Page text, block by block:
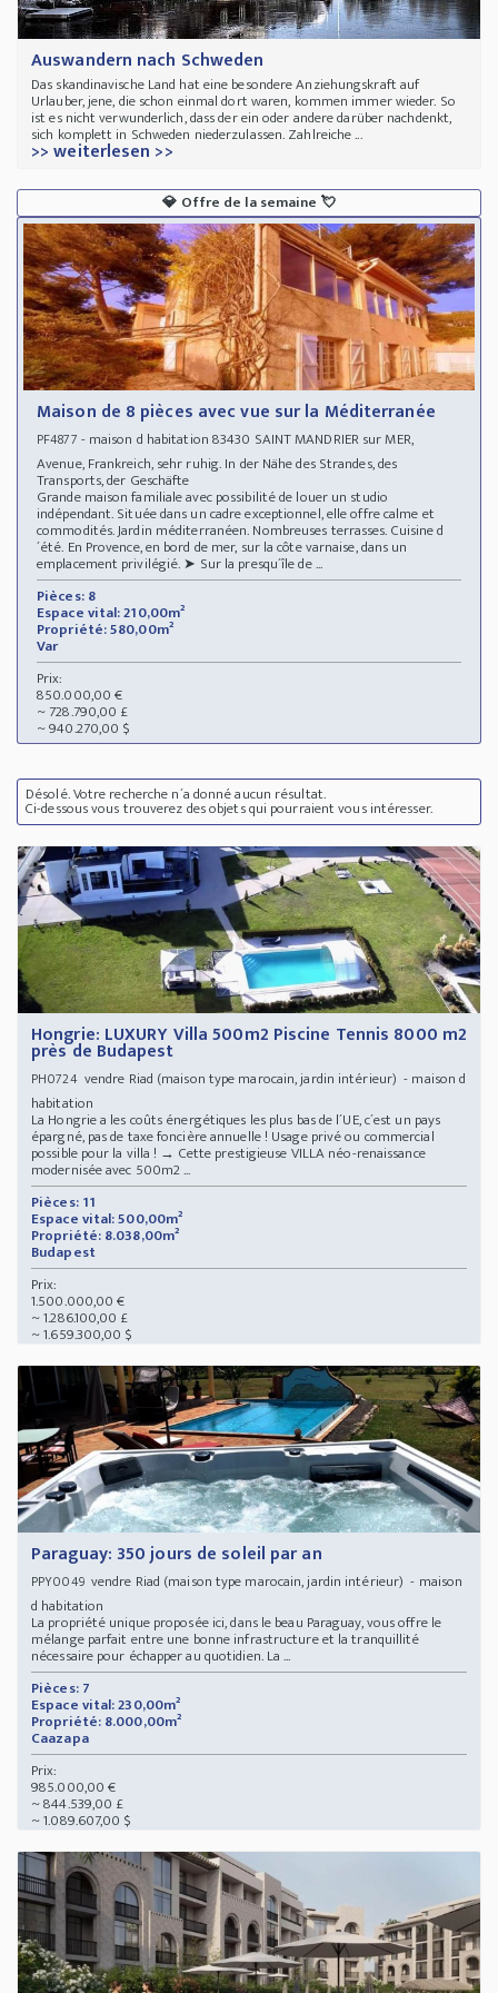
Auswandern nach Schweden
Das skandinavische Land hat eine besondere Anziehungskraft auf
Urlauber, jene, die schon einmal dort waren, kommen immer wieder. So
ist es nicht verwunderlich, dass der ein oder andere darüber nachdenkt,
sich komplett in Schweden niederzulassen. Zahlreiche ...
>> weiterlesen >>
💎 Offre de la semaine 💘
Maison de 8 pièces avec vue sur la Méditerranée
PF4877 - maison d habitation 83430 SAINT MANDRIER sur MER,
Avenue, Frankreich, sehr ruhig. In der Nähe des Strandes, des
Transports, der Geschäfte
Grande maison familiale avec possibilité de louer un studio
indépendant. Située dans un cadre exceptionnel, elle offre calme et
commodités. Jardin méditerranéen. Nombreuses terrasses. Cuisine d
´été. En Provence, en bord de mer, sur la côte varnaise, dans un
emplacement privilégié. ➤ Sur la presqu´île de ...
Pièces: 8
Espace vital: 210,00m²
Propriété: 580,00m²
Var
Prix:
850.000,00 €
~ 728.790,00 £
~ 940.270,00 $
Désolé. Votre recherche n´a donné aucun résultat.
Ci-dessous vous trouverez des objets qui pourraient vous intéresser.
Hongrie: LUXURY Villa 500m2 Piscine Tennis 8000 m2
près de Budapest
PH0724vendre Riad (maison type marocain, jardin intérieur) - maison d
habitation
La Hongrie a les coûts énergétiques les plus bas de l´UE, c´est un pays
épargné, pas de taxe foncière annuelle ! Usage privé ou commercial
possible pour la villa ! → Cette prestigieuse VILLA néo-renaissance
modernisée avec 500m2 ...
Pièces: 11
Espace vital: 500,00m²
Propriété: 8.038,00m²
Budapest
Prix:
1.500.000,00 €
~ 1.286.100,00 £
~ 1.659.300,00 $
Paraguay: 350 jours de soleil par an
PPY0049vendre Riad (maison type marocain, jardin intérieur) - maison
d habitation
La propriété unique proposée ici, dans le beau Paraguay, vous offre le
mélange parfait entre une bonne infrastructure et la tranquillité
nécessaire pour échapper au quotidien. La ...
Pièces: 7
Espace vital: 230,00m²
Propriété: 8.000,00m²
Caazapa
Prix:
985.000,00 €
~ 844.539,00 £
~ 1.089.607,00 $